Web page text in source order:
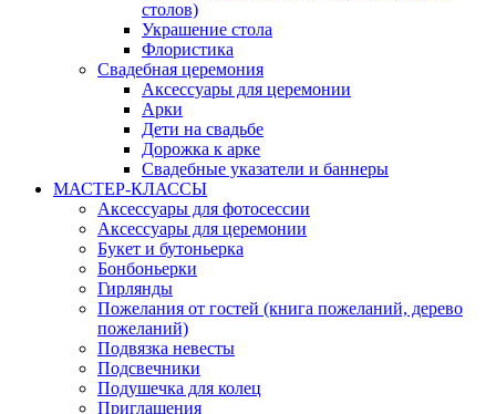
столов)
Украшение стола
Флористика
Свадебная церемония
Аксессуары для церемонии
Арки
Дети на свадьбе
Дорожка к арке
Свадебные указатели и баннеры
МАСТЕР-КЛАССЫ
Аксессуары для фотосессии
Аксессуары для церемонии
Букет и бутоньерка
Бонбоньерки
Гирлянды
Пожелания от гостей (книга пожеланий, дерево
пожеланий)
Подвязка невесты
Подсвечники
Подушечка для колец
Приглашения